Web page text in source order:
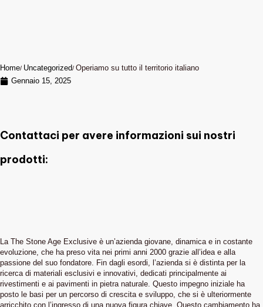
Home Uncategorized Operiamo su tutto il territorio italiano
Gennaio 15, 2025
Contattaci per avere informazioni sui nostri
prodotti:
La The Stone Age Exclusive è un’azienda giovane, dinamica e in costante
evoluzione, che ha preso vita nei primi anni 2000 grazie all’idea e alla
passione del suo fondatore. Fin dagli esordi, l’azienda si è distinta per la
ricerca di materiali esclusivi e innovativi, dedicati principalmente ai
rivestimenti e ai pavimenti in pietra naturale. Questo impegno iniziale ha
posto le basi per un percorso di crescita e sviluppo, che si è ulteriormente
arricchito con l’ingresso di una nuova figura chiave. Questo cambiamento ha